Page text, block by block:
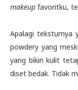
makeup favoritku,
Apalagi teksturnya
powdery yang
yang bikin kulit
diset bedak. Tidak